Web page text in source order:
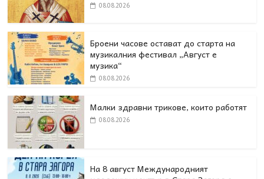
08.08.2026
Броени часове остават до старта на
музикалния фестивал „Август е
музика“
08.08.2026
Малки здравни трикове, които работят
08.08.2026
На 8 август Международният